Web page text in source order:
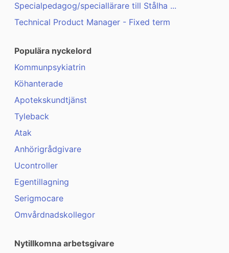
Specialpedagog/speciallärare till Stålha ...
Technical Product Manager - Fixed term
Populära nyckelord
Kommunpsykiatrin
Köhanterade
Apotekskundtjänst
Tyleback
Atak
Anhörigrådgivare
Ucontroller
Egentillagning
Serigmocare
Omvårdnadskollegor
Nytillkomna arbetsgivare